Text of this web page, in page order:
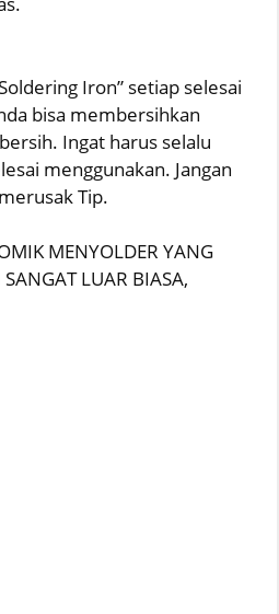
Iron” setiap selesai
bisa membersihkan
Ingat harus selalu
menggunakan. Jangan
Tip.
MENYOLDER YANG
LUAR BIASA,